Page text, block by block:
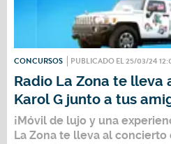
CONCURSOS PUBLICADO EL 25/03/24
Radio La Zona te lleva
Karol G junto a tus
¡Móvil de lujo y una
La Zona te lleva al concierto